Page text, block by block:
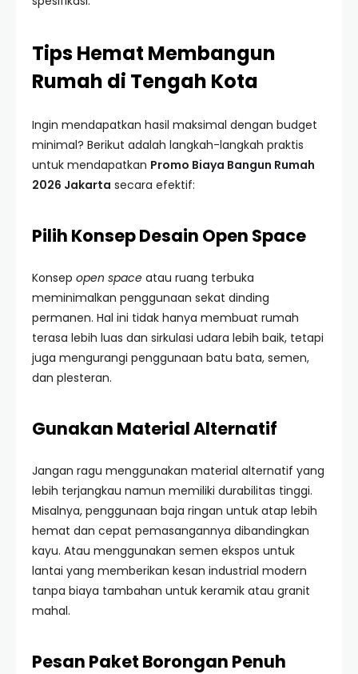
Tips Hemat Membangun
Rumah di Tengah Kota
Ingin mendapatkan hasil maksimal dengan budget
minimal? Berikut adalah langkah-langkah praktis
untuk mendapatkan Promo Biaya Bangun Rumah
2026 Jakarta secara efektif:
Pilih Konsep Desain Open Space
Konsep open space atau ruang terbuka
meminimalkan penggunaan sekat dinding
permanen. Hal ini tidak hanya membuat rumah
terasa lebih luas dan sirkulasi udara lebih baik, tetapi
juga mengurangi penggunaan batu bata, semen,
dan plesteran.
Gunakan Material Alternatif
Jangan ragu menggunakan material alternatif yang
lebih terjangkau namun memiliki durabilitas tinggi.
Misalnya, penggunaan baja ringan untuk atap lebih
hemat dan cepat pemasangannya dibandingkan
kayu. Atau menggunakan semen ekspos untuk
lantai yang memberikan kesan industrial modern
tanpa biaya tambahan untuk keramik atau granit
mahal.
Pesan Paket Borongan Penuh